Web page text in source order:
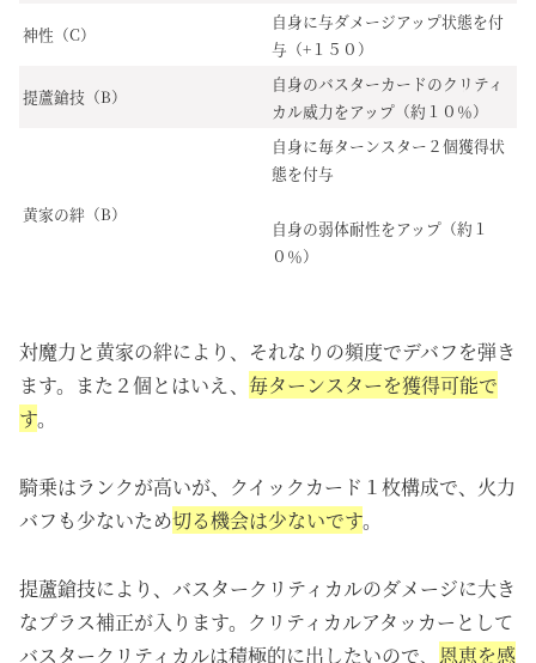
神性（C）
自身に与ダメージアップ状態を付
与（+１５０）
提蘆鎗技（B）
自身のバスターカードのクリティ
カル威力をアップ（約１０％）
黄家の絆（B）
自身に毎ターンスター２個獲得状
態を付与
自身の弱体耐性をアップ（約１
０％）
対魔力と黄家の絆により、それなりの頻度でデバフを弾き
ます。また２個とはいえ、 毎ターンスターを獲得可能で
す。
騎乗はランクが高いが、クイックカード１枚構成で、火力
バフも少ないため切る機会は少ないです。
提蘆鎗技により、バスタークリティカルのダメージに大き
なプラス補正が入ります。クリティカルアタッカーとして
バスタークリティカルは積極的に出したいので、 恩恵を感